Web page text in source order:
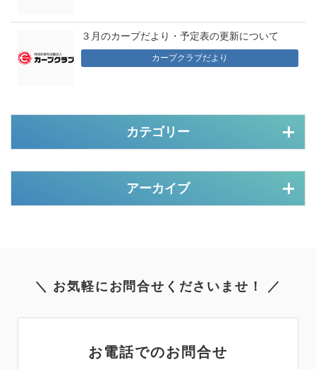
３月のカープだより・予定表の更新について
カープクラブだより
カテゴリー
アーカイブ
＼ お気軽にお問合せくださいませ！ ／
お電話でのお問合せ